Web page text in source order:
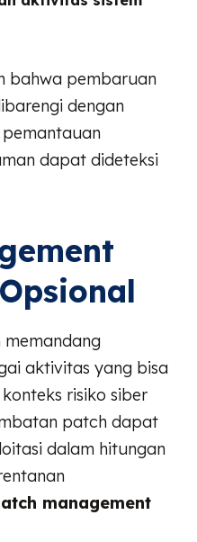
bahwa pembaruan
dengan
dapat dideteksi
memandang
aktivitas yang bisa
risiko siber
patch dapat
dalam hitungan
management